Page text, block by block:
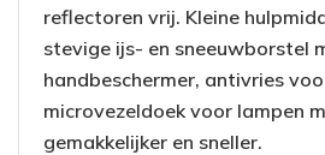
reflectoren vrij. Kleine
stevige ijs- en sneeuwborstel
handbeschermer, antivries
microvezeldoek voor lampen
gemakkelijker en sneller.